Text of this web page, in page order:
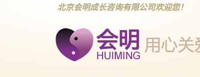
北京会明成长咨询有限公司欢迎您！